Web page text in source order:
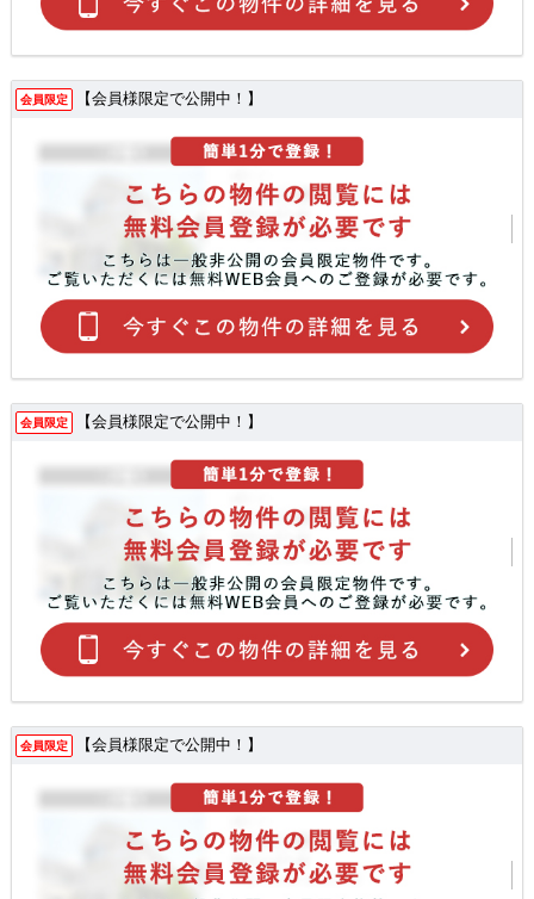
会員限定 【会員様限定で公開中！】
会員限定 【会員様限定で公開中！】
会員限定 【会員様限定で公開中！】